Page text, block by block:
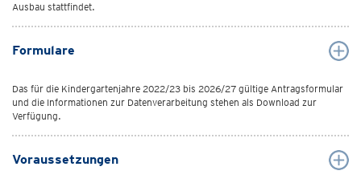
Ausbau stattfindet.
Formulare
Das für die Kindergartenjahre 2022/23 bis 2026/27 gültige Antragsformular
und die Informationen zur Datenverarbeitung stehen als Download zur
Verfügung.
Voraussetzungen